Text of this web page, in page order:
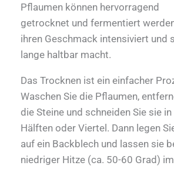
Pflaumen können hervorragend
getrocknet und fermentiert
ihren Geschmack intensiviert und
lange haltbar macht.
Das Trocknen ist ein einfacher
Waschen Sie die Pflaumen,
die Steine und schneiden Sie sie in
Hälften oder Viertel. Dann legen
auf ein Backblech und lassen sie
niedriger Hitze (ca. 50-60 Grad) im